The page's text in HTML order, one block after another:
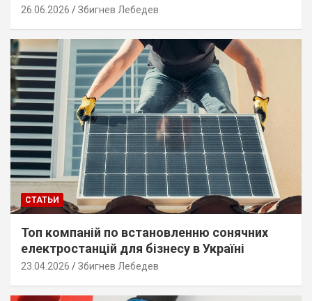
26.06.2026 Збигнев Лебедев
СТАТЬИ
Топ компаній по встановленню сонячних
електростанцій для бізнесу в Україні
23.04.2026 Збигнев Лебедев